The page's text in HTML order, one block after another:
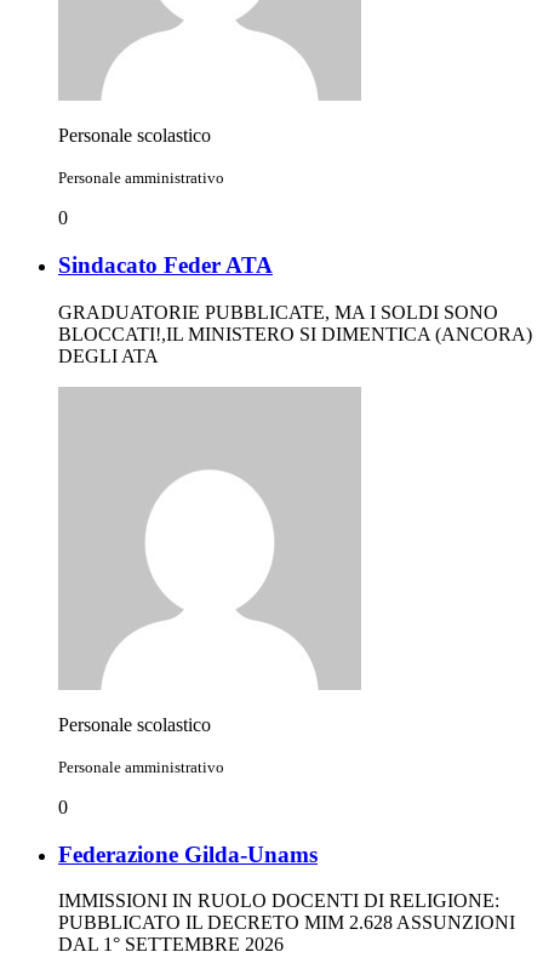
Personale scolastico
Personale amministrativo
0
Sindacato Feder ATA
GRADUATORIE PUBBLICATE, MA I SOLDI SONO
BLOCCATI!,IL MINISTERO SI DIMENTICA (ANCORA)
DEGLI ATA
Personale scolastico
Personale amministrativo
0
Federazione Gilda-Unams
IMMISSIONI IN RUOLO DOCENTI DI RELIGIONE:
PUBBLICATO IL DECRETO MIM 2.628 ASSUNZIONI
DAL 1° SETTEMBRE 2026